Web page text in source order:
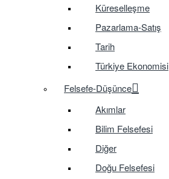
Küreselleşme
Pazarlama-Satış
Tarih
Türkiye Ekonomisi
Felsefe-Düşünce
Akımlar
Bilim Felsefesi
Diğer
Doğu Felsefesi